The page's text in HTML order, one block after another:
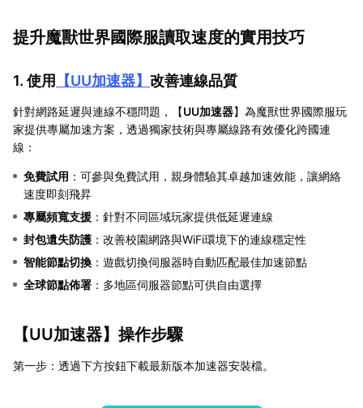
提升魔獸世界國際服讀取速度的實用技巧
1. 使用 【UU加速器】 改善連線品質
針對網路延遲與連線不穩問題，【UU加速器】為魔獸世界國際服玩
家提供專屬加速方案，透過獨家技術與專屬線路有效優化跨國連
線：
免費試用 ：可參與免費試用，親身體驗其卓越加速效能，讓網絡
速度即刻飛昇
專屬頻寬支援 ：針對不同區域玩家提供低延遲連線
封包遺失防護 ：改善校園網路與WiFi環境下的連線穩定性
智能節點切換 ：遊戲切換伺服器時自動匹配最佳加速節點
全球節點佈署 ：多地區伺服器節點可供自由選擇
【UU加速器】操作步驟
第一步：透過下方按鈕下載最新版本加速器安裝檔。